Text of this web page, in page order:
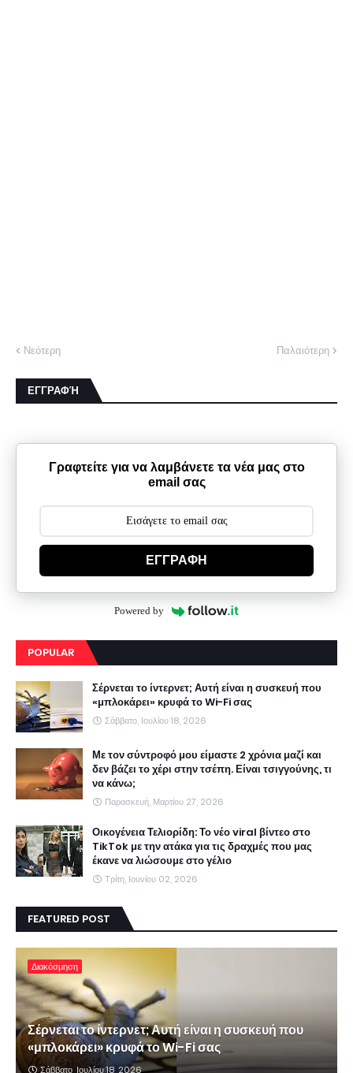
Νεότερη Παλαιότερη
ΕΓΓΡΑΦΉ
Γραφτείτε για να λαμβάνετε τα νέα μας στο
email σας
ΕΓΓΡΑΦΗ
Powered by
POPULAR
Σέρνεται το ίντερνετ; Αυτή είναι η συσκευή που
«μπλοκάρει» κρυφά το Wi-Fi σας
Σάββατο, Ιουλίου 18, 2026
Με τον σύντροφό μου είμαστε 2 χρόνια μαζί και
δεν βάζει το χέρι στην τσέπη. Είναι τσιγγούνης, τι
να κάνω;
Παρασκευή, Μαρτίου 27, 2026
Οικογένεια Τελιορίδη: Το νέο viral βίντεο στο
TikTok με την ατάκα για τις δραχμές που μας
έκανε να λιώσουμε στο γέλιο
Τρίτη, Ιουνίου 02, 2026
FEATURED POST
Διακόσμηση
Σέρνεται το ίντερνετ; Αυτή είναι η συσκευή που
«μπλοκάρει» κρυφά το Wi-Fi σας
Σάββατο, Ιουλίου 18, 2026